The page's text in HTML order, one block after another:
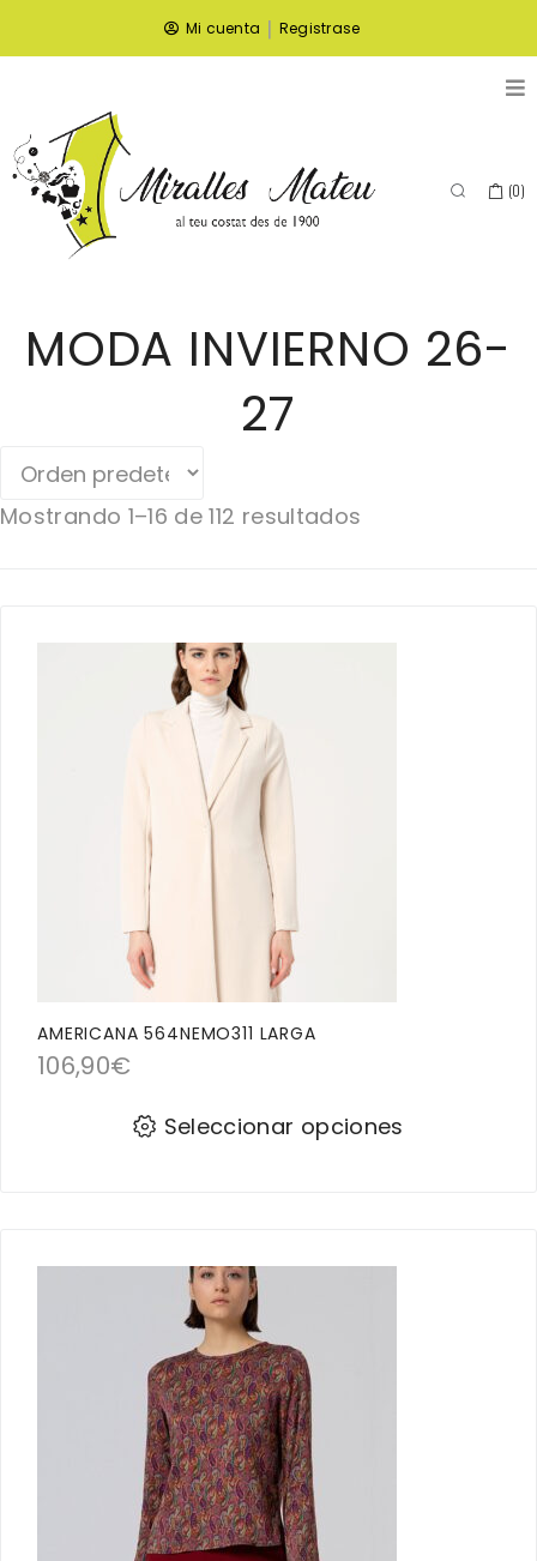
Mi cuenta | Registrase
(0)
MODA INVIERNO 26-
27
Mostrando 1–16 de 112 resultados
AMERICANA 564NEMO311 LARGA
106,90€
Seleccionar opciones